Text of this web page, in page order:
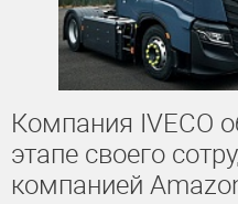
Компания IVECO
этапе своего
компанией